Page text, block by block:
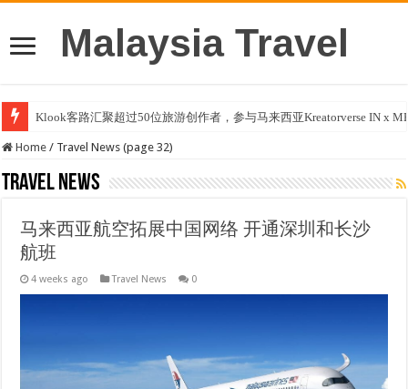
Malaysia Travel
Klook客路汇聚超过50位旅游创作者，参与马来西亚Kreatorverse IN x
Home / Travel News (page 32)
Travel News
马来西亚航空拓展中国网络 开通深圳和长沙
航班
4 weeks ago Travel News 0